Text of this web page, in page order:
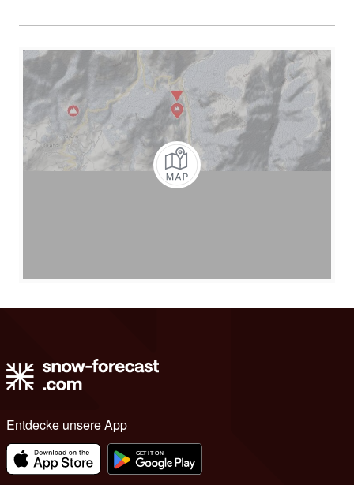
Entdecke unsere App